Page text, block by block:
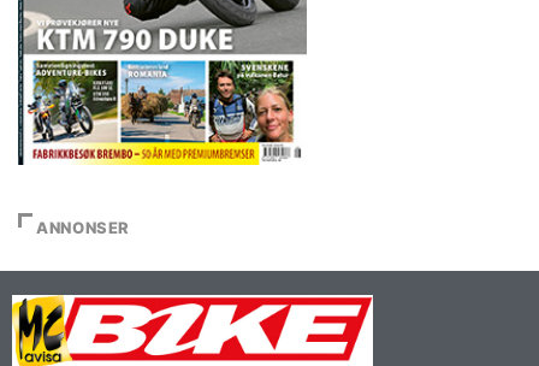
ANNONSER